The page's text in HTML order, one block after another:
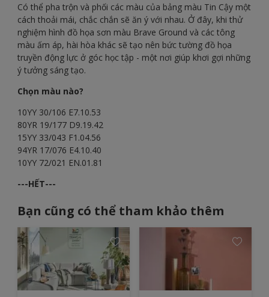
Có thể pha trộn và phối các màu của bảng màu Tin Cậy một
cách thoải mái, chắc chắn sẽ ăn ý với nhau. Ở đây, khi thử
nghiệm hình đồ họa sơn màu Brave Ground và các tông
màu ấm áp, hài hòa khác sẽ tạo nên bức tường đồ họa
truyền động lực ở góc học tập - một nơi giúp khơi gợi những
ý tưởng sáng tạo.
Chọn màu nào?
10YY 30/106 E7.10.53
80YR 19/177 D9.19.42
15YY 33/043 F1.04.56
94YR 17/076 E4.10.40
10YY 72/021 EN.01.81
---HẾT---
Bạn cũng có thể tham khảo thêm